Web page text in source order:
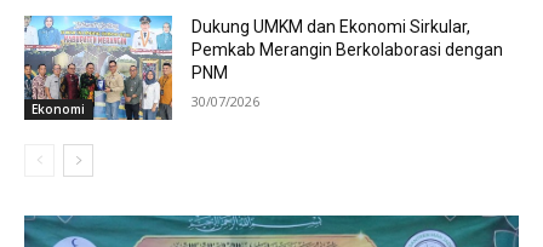
Ekonomi
Dukung UMKM dan Ekonomi Sirkular,
Pemkab Merangin Berkolaborasi dengan
PNM
30/07/2026